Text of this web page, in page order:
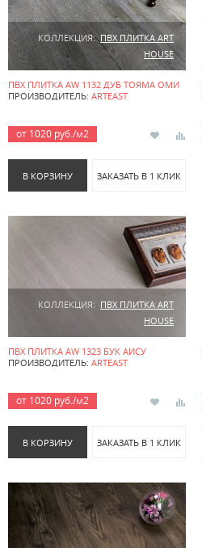
КОЛЛЕКЦИЯ: ПВХ ПЛИТКА ART
HOUSE
ПВХ ПЛИТКА AW 1132 ДУБ ТОЯМА ОМИ
ПРОИЗВОДИТЕЛЬ: ARTEAST
от 1020 руб./м2
В КОРЗИНУ ЗАКАЗАТЬ В 1 КЛИК
КОЛЛЕКЦИЯ: ПВХ ПЛИТКА ART
HOUSE
ПВХ ПЛИТКА AW 1323 БУК АИСУ
ПРОИЗВОДИТЕЛЬ: ARTEAST
от 1020 руб./м2
В КОРЗИНУ ЗАКАЗАТЬ В 1 КЛИК